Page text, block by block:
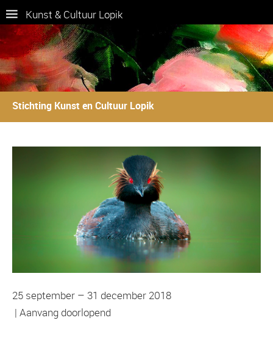
Kunst & Cultuur Lopik
Stichting Kunst en Cultuur Lopik
25 september – 31 december 2018
| Aanvang doorlopend